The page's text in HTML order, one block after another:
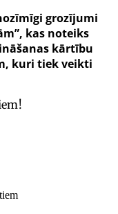
grozījumi
kas noteiks
kārtību
kuri tiek veikti